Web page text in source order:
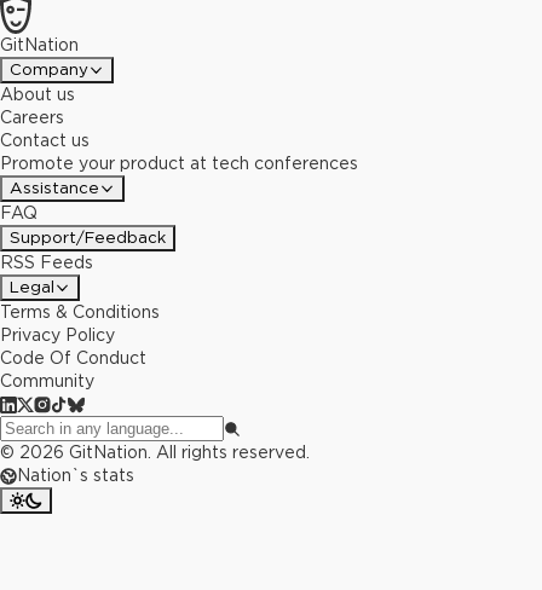
GitNation
Company
About us
Careers
Contact us
Promote your product at tech conferences
Assistance
FAQ
Support/Feedback
RSS Feeds
Legal
Terms & Conditions
Privacy Policy
Code Of Conduct
Community
© 2026 GitNation. All rights reserved.
Nation`s stats